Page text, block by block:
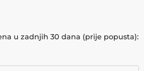
u zadnjih 30 dana (prije popusta):